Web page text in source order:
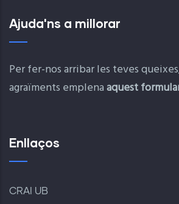
Ajuda'ns a millorar
Per fer-nos arribar les teves
agraïments emplenaaquest
Enllaços
CRAI UB